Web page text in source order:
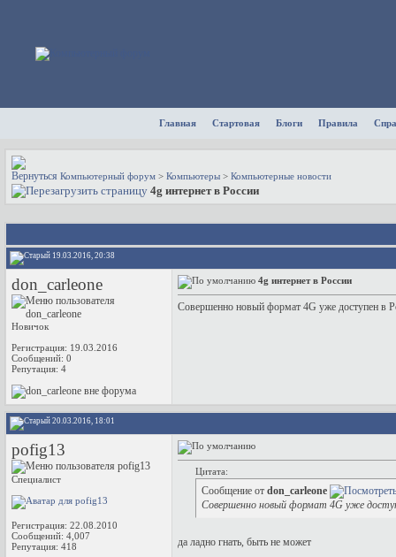
Главная Стартовая Блоги Правила
Компьютерный форум > Компьютеры > Компьютерные новости
4g интернет в России
19.03.2016, 20:38
don_carleone
Новичок
Регистрация: 19.03.2016
Сообщений: 0
Репутация: 4
4g интернет в России
Совершенно новый формат 4G уже доступен в
20.03.2016, 18:01
pofig13
Специалист
Регистрация: 22.08.2010
Сообщений: 4,007
Репутация: 418
Цитата:
Сообщение от don_carleone
Совершенно новый формат 4G уже
да ладно гнать, быть не может